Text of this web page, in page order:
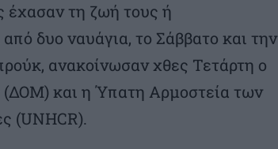
τη ζωή τους ή
δυο ναυάγια, το Σάββατο και την
ανακοίνωσαν χθες Τετάρτη ο
και η Ύπατη Αρμοστεία των
(UNHCR).